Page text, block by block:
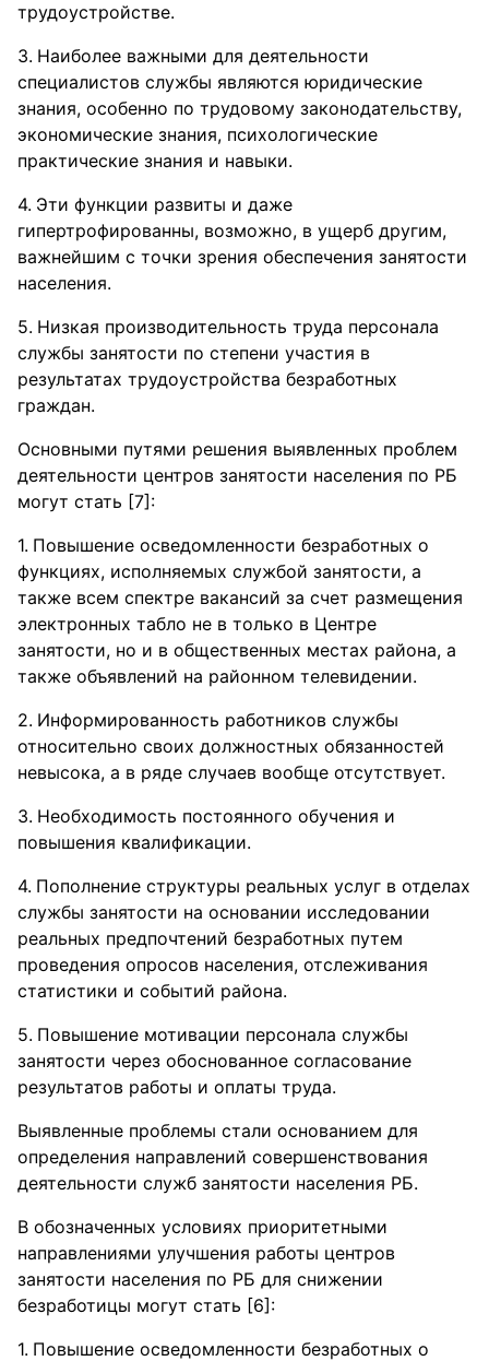
трудоустройстве.
Наиболее важными для деятельности
специалистов службы являются юридические
знания, особенно по трудовому законодательству,
экономические знания, психологические
практические знания и навыки.
Эти функции развиты и даже
гипертрофированны, возможно, в ущерб другим,
важнейшим с точки зрения обеспечения занятости
населения.
Низкая производительность труда персонала
службы занятости по степени участия в
результатах трудоустройства безработных
граждан.
Основными путями решения выявленных проблем
деятельности центров занятости населения по РБ
могут стать [7]:
Повышение осведомленности безработных о
функциях, исполняемых службой занятости, а
также всем спектре вакансий за счет размещения
электронных табло не в только в Центре
занятости, но и в общественных местах района, а
также объявлений на районном телевидении.
Информированность работников службы
относительно своих должностных обязанностей
невысока, а в ряде случаев вообще отсутствует.
Необходимость постоянного обучения и
повышения квалификации.
Пополнение структуры реальных услуг в отделах
службы занятости на основании исследовании
реальных предпочтений безработных путем
проведения опросов населения, отслеживания
статистики и событий района.
Повышение мотивации персонала службы
занятости через обоснованное согласование
результатов работы и оплаты труда.
Выявленные проблемы стали основанием для
определения направлений совершенствования
деятельности служб занятости населения РБ.
В обозначенных условиях приоритетными
направлениями улучшения работы центров
занятости населения по РБ для снижении
безработицы могут стать [6]:
Повышение осведомленности безработных о